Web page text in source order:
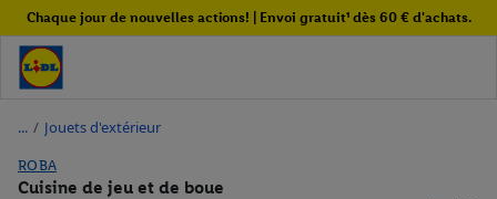
Chaque jour de nouvelles actions! | Envoi gratuit¹ dès 60 € d'achats.
/ Jouets d'extérieur
ROBA
Cuisine de jeu et de boue